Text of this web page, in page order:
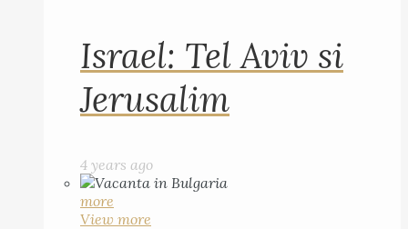
Israel: Tel Aviv si
Jerusalim
4 years ago
more
View more